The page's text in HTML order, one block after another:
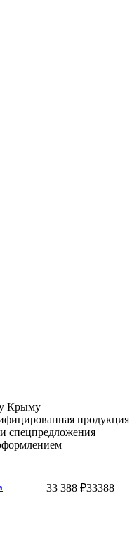
Крыму
продукция
спецпредложения
33 388 ₽33388